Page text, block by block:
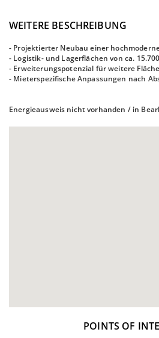
WEITERE BESCHREIBUNG
- Projektierter Neubau einer
- Logistik- und Lagerflächen von ca.
- Erweiterungspotenzial für weitere
- Mieterspezifische Anpassungen nach
Energieausweis nicht vorhanden / in
POINTS OF